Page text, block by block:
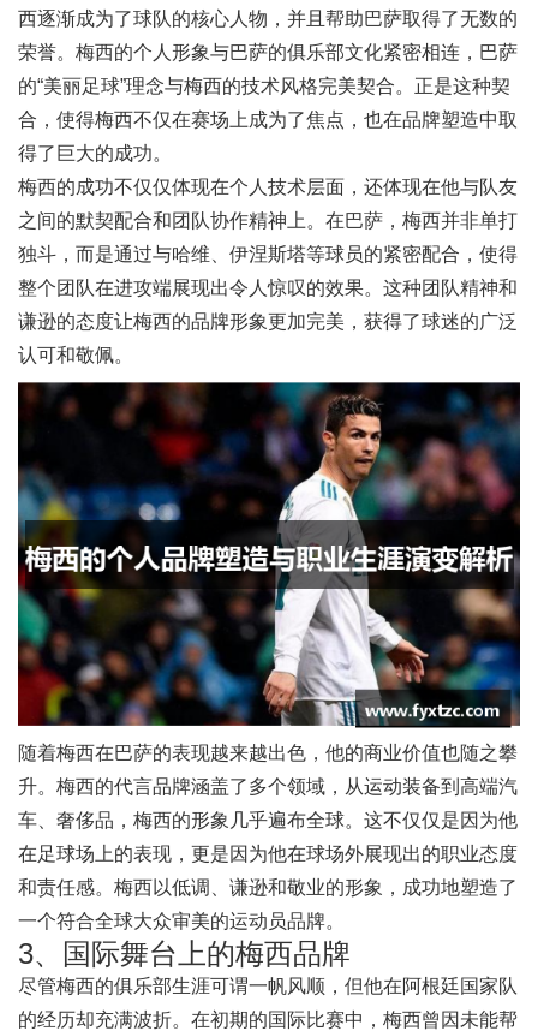
西逐渐成为了球队的核心人物，并且帮助巴萨取得了无数的
荣誉。梅西的个人形象与巴萨的俱乐部文化紧密相连，巴萨
的“美丽足球”理念与梅西的技术风格完美契合。正是这种契
合，使得梅西不仅在赛场上成为了焦点，也在品牌塑造中取
得了巨大的成功。
梅西的成功不仅仅体现在个人技术层面，还体现在他与队友
之间的默契配合和团队协作精神上。在巴萨，梅西并非单打
独斗，而是通过与哈维、伊涅斯塔等球员的紧密配合，使得
整个团队在进攻端展现出令人惊叹的效果。这种团队精神和
谦逊的态度让梅西的品牌形象更加完美，获得了球迷的广泛
认可和敬佩。
随着梅西在巴萨的表现越来越出色，他的商业价值也随之攀
升。梅西的代言品牌涵盖了多个领域，从运动装备到高端汽
车、奢侈品，梅西的形象几乎遍布全球。这不仅仅是因为他
在足球场上的表现，更是因为他在球场外展现出的职业态度
和责任感。梅西以低调、谦逊和敬业的形象，成功地塑造了
一个符合全球大众审美的运动员品牌。
3、国际舞台上的梅西品牌
尽管梅西的俱乐部生涯可谓一帆风顺，但他在阿根廷国家队
的经历却充满波折。在初期的国际比赛中，梅西曾因未能帮